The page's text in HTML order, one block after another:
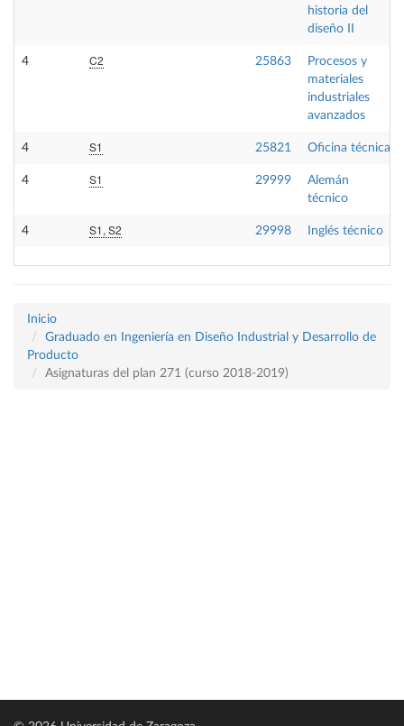
historia del
diseño II
4 C2 25863
Procesos y
materiales
industriales
avanzados
4 S1 25821 Oficina técnica
4 S1 29999
Alemán
técnico
4 S1, S2 29998 Inglés técnico
Inicio
Graduado en Ingeniería en Diseño Industrial y Desarrollo de
Producto
Asignaturas del plan 271 (curso 2018-2019)